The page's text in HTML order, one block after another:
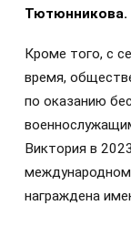
Тютюнникова.
Кроме того, с
время,
по оказанию
Виктория в
награждена